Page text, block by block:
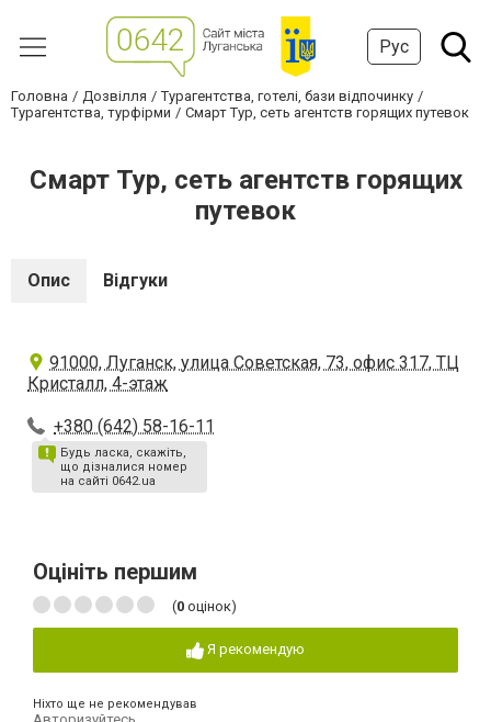
Рус
Головна Дозвілля
Турагентства, готелі, бази відпочинку
Турагентства, турфірми
Смарт Тур, сеть агентств горящих путевок
Смарт Тур, сеть агентств горящих
путевок
Опис Відгуки
91000, Луганск, улица Советская, 73, офис 317, ТЦ
Кристалл, 4-этаж
+380 (642) 58-16-11
Будь ласка, скажіть,
що дізналися номер
на сайті 0642.ua
Оцініть першим
(0 оцінок)
Я рекомендую
Ніхто ще не рекомендував